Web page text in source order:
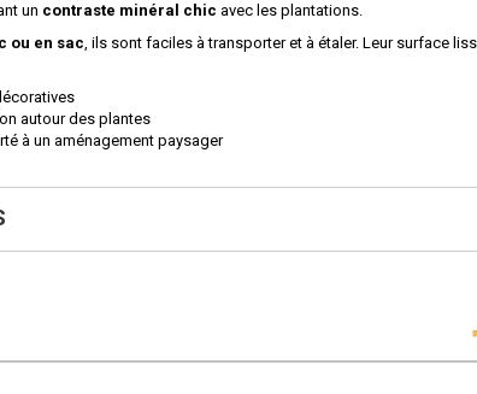
un contraste minéral chic avec les plantations.
ou en sac, ils sont faciles à transporter et à étaler. Leur surface
autour des plantes
à un aménagement paysager